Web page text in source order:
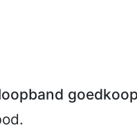
goedkoop